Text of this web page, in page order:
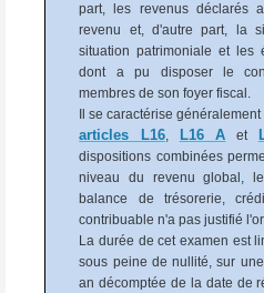
part, les revenus déclarés
revenu et, d'autre part, la
situation patrimoniale et les
dont a pu disposer le
membres de son foyer fiscal.
Il se caractérise
articles L16, L16 A et
dispositions combinées
niveau du revenu global,
balance de trésorerie,
contribuable n'a pas justifié
La durée de cet examen est
sous peine de nullité, sur
an décomptée de la date de